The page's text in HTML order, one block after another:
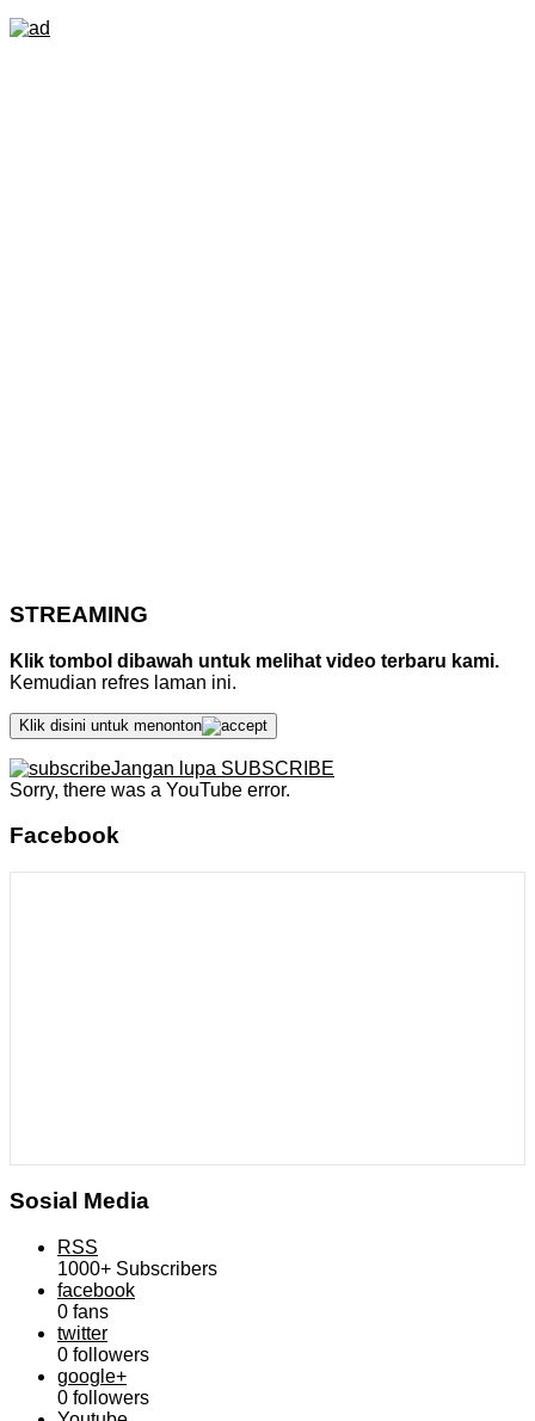
STREAMING
Klik tombol dibawah untuk melihat video terbaru kami.
Kemudian refres laman ini.
Klik disini untuk menonton
Jangan lupa SUBSCRIBE
Sorry, there was a YouTube error.
Facebook
Sosial Media
RSS
1000+ Subscribers
facebook
0 fans
twitter
0 followers
google+
0 followers